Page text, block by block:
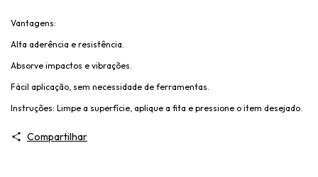
Vantagens:
Alta aderência e resistência.
Absorve impactos e vibrações.
Fácil aplicação, sem necessidade de ferramentas.
Instruções: Limpe a superfície, aplique a fita e pressione o item desejado.
Compartilhar